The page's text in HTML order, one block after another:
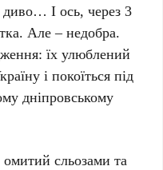
диво… І ось, через 3
Але – недобра.
їх улюблений
і покоїться під
дніпровському
сльозами та